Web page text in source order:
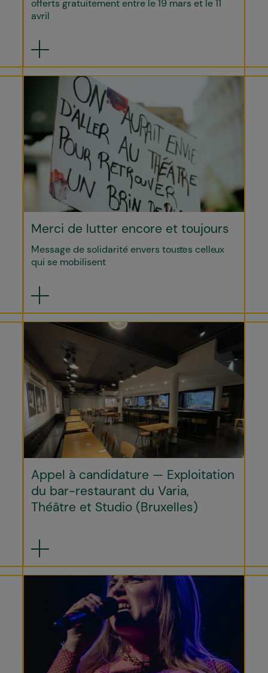
offerts gratuitement entre le 19 mars et le 11
avril
Merci de lutter encore et toujours
Message de solidarité envers tous·tes celle·ux
qui se mobilisent
Appel à candidature — Exploitation
du bar-restaurant du Varia,
Théâtre et Studio (Bruxelles)